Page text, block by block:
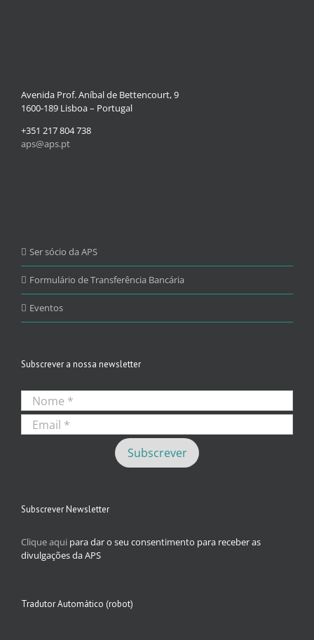
Avenida Prof. Aníbal de Bettencourt, 9
1600-189 Lisboa – Portugal
+351 217 804 738
aps@aps.pt
Ser sócio da APS
Formulário de Transferência Bancária
Eventos
Subscrever a nossa newsletter
Subscrever Newsletter
Clique aqui para dar o seu consentimento para receber as
divulgações da APS
Tradutor Automático (robot)